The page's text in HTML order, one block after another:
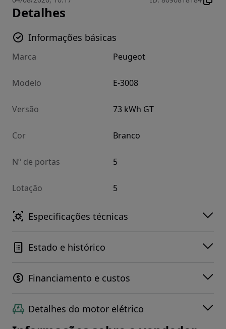
Detalhes
Informações básicas
Marca Peugeot
Modelo E-3008
Versão 73 kWh GT
Cor Branco
Nº de portas 5
Lotação 5
Especificações técnicas
Estado e histórico
Financiamento e custos
Detalhes do motor elétrico